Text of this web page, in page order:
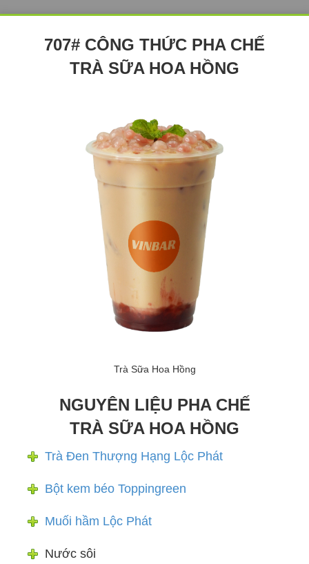
707# CÔNG THỨC PHA CHẾ
TRÀ SỮA HOA HỒNG
Trà Sữa Hoa Hồng
NGUYÊN LIỆU PHA CHẾ
TRÀ SỮA HOA HỒNG
Trà Đen Thượng Hạng Lộc Phát
Bột kem béo Toppingreen
Muối hầm Lộc Phát
Nước sôi